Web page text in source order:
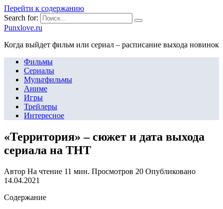
Перейти к содержанию
Search for:
Punxlove.ru
Когда выйдет фильм или сериал – расписание выхода новинок
Фильмы
Сериалы
Мультфильмы
Аниме
Игры
Трейлеры
Интересное
«Территория» – сюжет и дата выхода
сериала на ТНТ
Автор На чтение 11 мин. Просмотров 20 Опубликовано
14.04.2021
Содержание